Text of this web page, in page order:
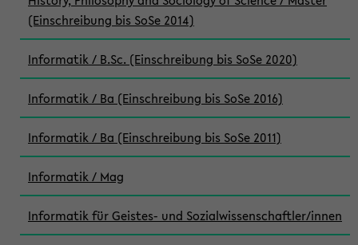
(Einschreibung bis SoSe 2014)
Informatik / B.Sc. (Einschreibung bis SoSe 2020)
Informatik / Ba (Einschreibung bis SoSe 2016)
Informatik / Ba (Einschreibung bis SoSe 2011)
Informatik / Mag
Informatik für Geistes- und Sozialwissenschaftler/innen